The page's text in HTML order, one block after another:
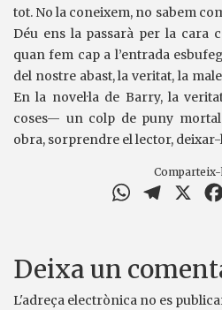
tot. No la coneixem, no sabem
Déu ens la passarà per la cara
quan fem cap a l’entrada
del nostre abast, la veritat, la
En la novel·la de Barry, la
coses— un colp de puny
obra, sorprendre el lector,
Comparteix-
WhatsApp
Deixa un
L'adreça electrònica no es